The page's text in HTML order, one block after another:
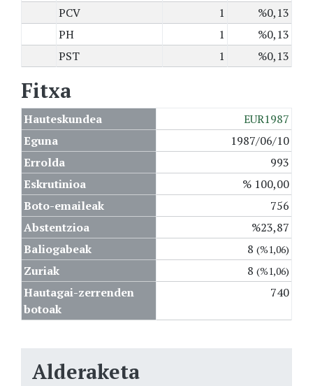
PCV
1
%0,13
PH
1
%0,13
PST
1 %0,13
Fitxa
Hauteskundea
EUR1987
Eguna
1987/06/10
Errolda
993
Eskrutinioa
% 100,00
Boto-emaileak
756
Abstentzioa
%23,87
Baliogabeak
8 (%1,06)
Zuriak 8 (%1,06)
Hautagai-zerrenden
botoak
740
Alderaketa